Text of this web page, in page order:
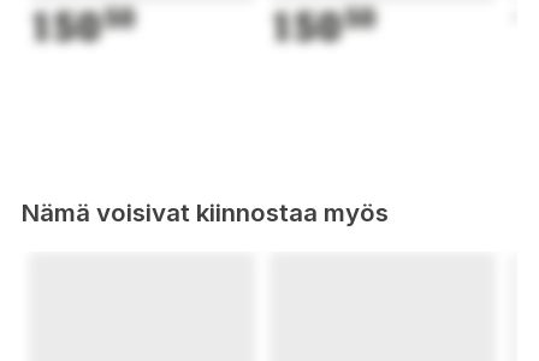
15050 15050
Nämä voisivat kiinnostaa myös